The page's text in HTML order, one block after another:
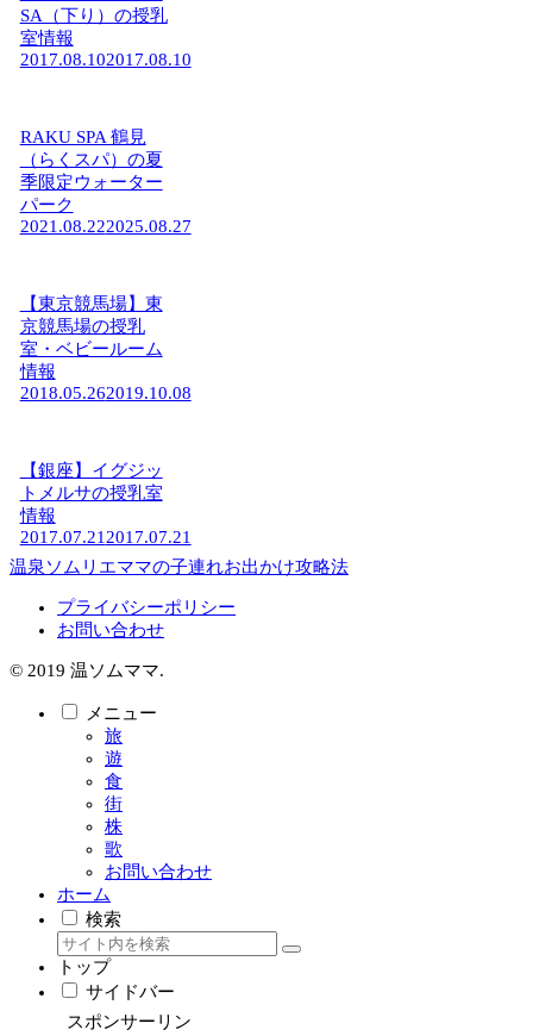
SA（下り）の授乳
室情報
2017.08.102017.08.10
RAKU SPA 鶴見
（らくスパ）の夏
季限定ウォーター
パーク
2021.08.222025.08.27
【東京競馬場】東
京競馬場の授乳
室・ベビールーム
情報
2018.05.262019.10.08
【銀座】イグジッ
トメルサの授乳室
情報
2017.07.212017.07.21
温泉ソムリエママの子連れお出かけ攻略法
プライバシーポリシー
お問い合わせ
© 2019 温ソムママ.
メニュー
旅
遊
食
街
株
歌
お問い合わせ
ホーム
検索
トップ
サイドバー
スポンサーリン